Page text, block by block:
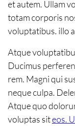
et autem. Ullam
totam corporis
voluptatibus. illo
Atque
Ducimus
rem. Magni qui
neque culpa.
Atque quo
voluptas siteos.